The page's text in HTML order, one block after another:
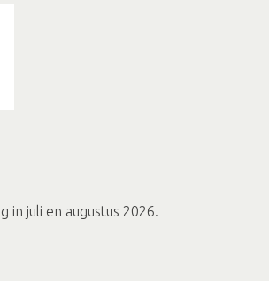
juli en augustus 2026.